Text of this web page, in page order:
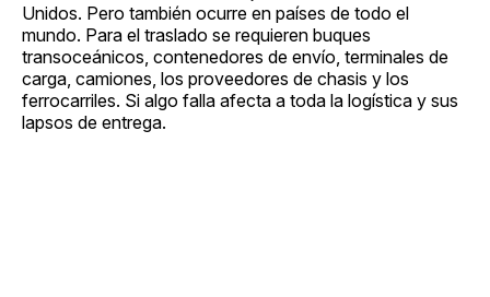
Unidos. Pero también ocurre en países de todo el
mundo. Para el traslado se requieren buques
transoceánicos, contenedores de envío, terminales de
carga, camiones, los proveedores de chasis y los
ferrocarriles. Si algo falla afecta a toda la logística y sus
lapsos de entrega.